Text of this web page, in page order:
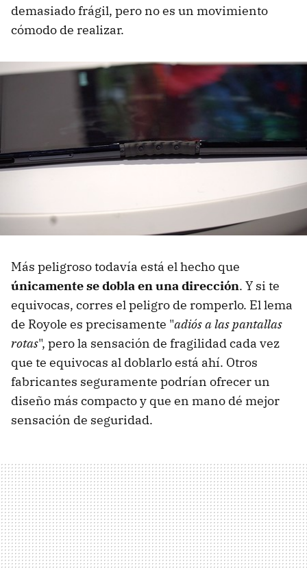
demasiado frágil, pero no es un movimiento
cómodo de realizar.
Más peligroso todavía está el hecho que
únicamente se dobla en una dirección. Y si te
equivocas, corres el peligro de romperlo. El lema
de Royole es precisamente "adiós a las pantallas
rotas", pero la sensación de fragilidad cada vez
que te equivocas al doblarlo está ahí. Otros
fabricantes seguramente podrían ofrecer un
diseño más compacto y que en mano dé mejor
sensación de seguridad.